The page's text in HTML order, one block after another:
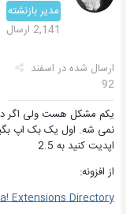
مدیر بازنشته
2,141 ارسال
ارسال شده در اسفند
92
یکم مشکل هست ولی اگر
نمی شه. اول یک بک اپ
اپدیت کنید به 2.5
از افزونه:
Extensions Directory